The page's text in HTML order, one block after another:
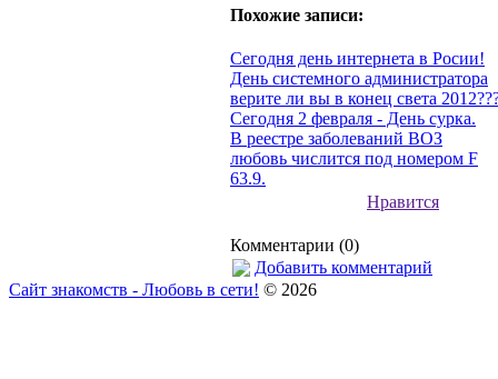
Похожие записи:
Сегодня день интернета в Росии!
День системного администратора
верите ли вы в конец света
Сегодня 2 февраля - День сурка.
В реестре заболеваний ВОЗ
любовь числится под номером F
63.9.
Нравится
Комментарии (0)
Добавить комментарий
Сайт знакомств - Любовь в сети! © 2026